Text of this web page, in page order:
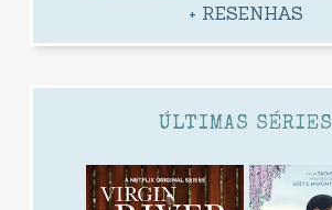
+ RESENHAS
ÚLTIMAS SÉRIES